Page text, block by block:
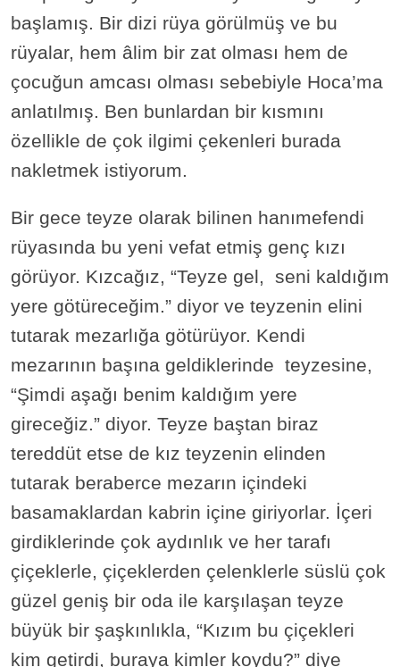
başlamış. Bir dizi rüya görülmüş ve bu
rüyalar, hem âlim bir zat olması hem de
çocuğun amcası olması sebebiyle Hoca’ma
anlatılmış. Ben bunlardan bir kısmını
özellikle de çok ilgimi çekenleri burada
nakletmek istiyorum.
Bir gece teyze olarak bilinen hanımefendi
rüyasında bu yeni vefat etmiş genç kızı
görüyor. Kızcağız, “Teyze gel, seni kaldığım
yere götüreceğim.” diyor ve teyzenin elini
tutarak mezarlığa götürüyor. Kendi
mezarının başına geldiklerinde teyzesine,
“Şimdi aşağı benim kaldığım yere
gireceğiz.” diyor. Teyze baştan biraz
tereddüt etse de kız teyzenin elinden
tutarak beraberce mezarın içindeki
basamaklardan kabrin içine giriyorlar. İçeri
girdiklerinde çok aydınlık ve her tarafı
çiçeklerle, çiçeklerden çelenklerle süslü çok
güzel geniş bir oda ile karşılaşan teyze
büyük bir şaşkınlıkla, “Kızım bu çiçekleri
kim getirdi, buraya kimler koydu?” diye